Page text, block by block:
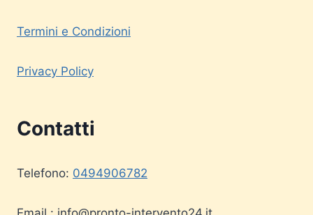
Termini e Condizioni
Privacy Policy
Contatti
Telefono: 0494906782